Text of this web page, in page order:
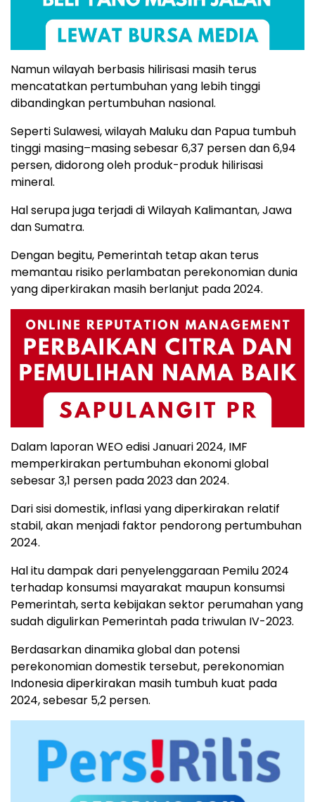
Namun wilayah berbasis hilirisasi masih terus
mencatatkan pertumbuhan yang lebih tinggi
dibandingkan pertumbuhan nasional.
Seperti Sulawesi, wilayah Maluku dan Papua tumbuh
tinggi masing–masing sebesar 6,37 persen dan 6,94
persen, didorong oleh produk-produk hilirisasi
mineral.
Hal serupa juga terjadi di Wilayah Kalimantan, Jawa
dan Sumatra.
Dengan begitu, Pemerintah tetap akan terus
memantau risiko perlambatan perekonomian dunia
yang diperkirakan masih berlanjut pada 2024.
Dalam laporan WEO edisi Januari 2024, IMF
memperkirakan pertumbuhan ekonomi global
sebesar 3,1 persen pada 2023 dan 2024.
Dari sisi domestik, inflasi yang diperkirakan relatif
stabil, akan menjadi faktor pendorong pertumbuhan
2024.
Hal itu dampak dari penyelenggaraan Pemilu 2024
terhadap konsumsi mayarakat maupun konsumsi
Pemerintah, serta kebijakan sektor perumahan yang
sudah digulirkan Pemerintah pada triwulan IV-2023.
Berdasarkan dinamika global dan potensi
perekonomian domestik tersebut, perekonomian
Indonesia diperkirakan masih tumbuh kuat pada
2024, sebesar 5,2 persen.